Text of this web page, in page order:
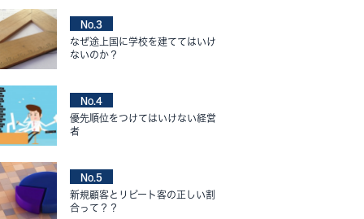
No.3
なぜ途上国に学校を建ててはいけ
ないのか？
No.4
優先順位をつけてはいけない経営
者
No.5
新規顧客とリピート客の正しい割
合って？？